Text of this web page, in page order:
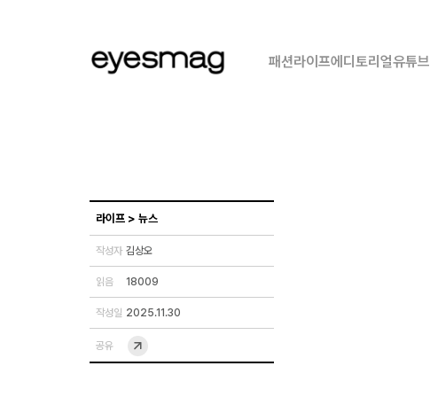
패션라이프에디토리얼유튜브
라이프 > 뉴스
작성자 김상오
읽음 18009
작성일 2025.11.30
공유